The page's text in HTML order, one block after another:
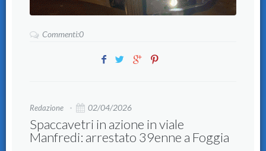
Commenti:0
Redazione 02/04/2026
Spaccavetri in azione in viale
Manfredi: arrestato 39enne a Foggia